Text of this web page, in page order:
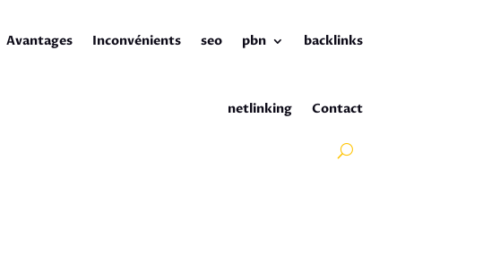
Avantages Inconvénients seo pbn backlinks
netlinking Contact